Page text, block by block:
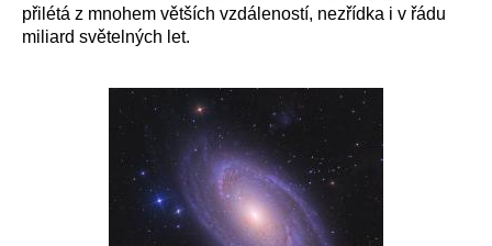
přilétá z mnohem větších vzdáleností, nezřídka i v řádu
miliard světelných let.